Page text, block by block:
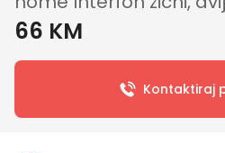
66 KM
Kontaktiraj